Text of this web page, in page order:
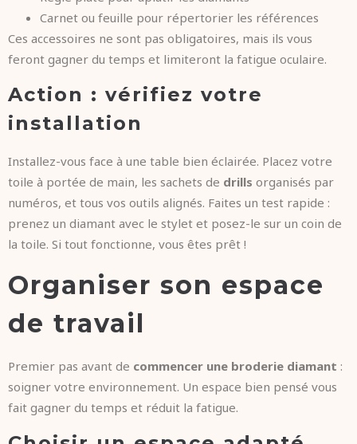
Carnet ou feuille pour répertorier les références
Ces accessoires ne sont pas obligatoires, mais ils vous
feront gagner du temps et limiteront la fatigue oculaire.
Action : vérifiez votre
installation
Installez-vous face à une table bien éclairée. Placez votre
toile à portée de main, les sachets de drills organisés par
numéros, et tous vos outils alignés. Faites un test rapide :
prenez un diamant avec le stylet et posez-le sur un coin de
la toile. Si tout fonctionne, vous êtes prêt !
Organiser son espace
de travail
Premier pas avant de commencer une broderie diamant :
soigner votre environnement. Un espace bien pensé vous
fait gagner du temps et réduit la fatigue.